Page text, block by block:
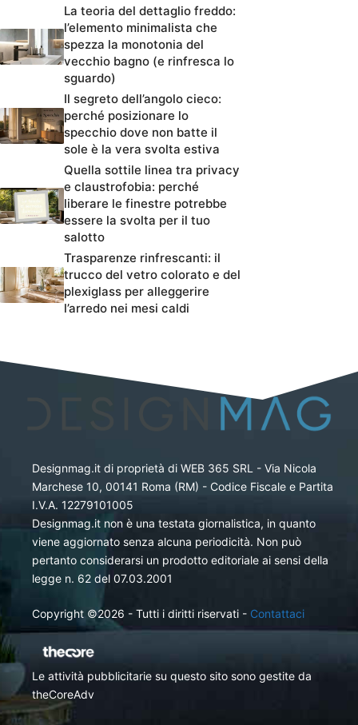
La teoria del dettaglio freddo:
l’elemento minimalista che
spezza la monotonia del
vecchio bagno (e rinfresca lo
sguardo)
Il segreto dell’angolo cieco:
perché posizionare lo
specchio dove non batte il
sole è la vera svolta estiva
Quella sottile linea tra privacy
e claustrofobia: perché
liberare le finestre potrebbe
essere la svolta per il tuo
salotto
Trasparenze rinfrescanti: il
trucco del vetro colorato e del
plexiglass per alleggerire
l’arredo nei mesi caldi
Designmag.it di proprietà di WEB 365 SRL - Via Nicola
Marchese 10, 00141 Roma (RM) - Codice Fiscale e Partita
I.V.A. 12279101005
Designmag.it non è una testata giornalistica, in quanto
viene aggiornato senza alcuna periodicità. Non può
pertanto considerarsi un prodotto editoriale ai sensi della
legge n. 62 del 07.03.2001
Copyright ©2026 - Tutti i diritti riservati - Contattaci
Le attività pubblicitarie su questo sito sono gestite da
theCoreAdv